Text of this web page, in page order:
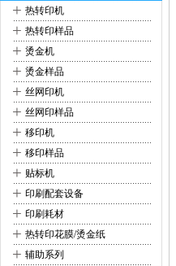
+ 热转印机
+ 热转印样品
+ 烫金机
+ 烫金样品
+ 丝网印机
+ 丝网印样品
+ 移印机
+ 移印样品
+ 贴标机
+ 印刷配套设备
+ 印刷耗材
+ 热转印花膜/烫金纸
+ 辅助系列